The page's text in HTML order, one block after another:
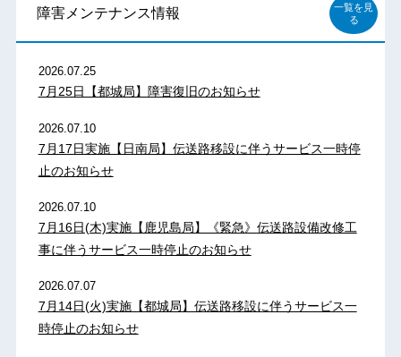
障害メンテナンス情報
一覧を見
る
2026.07.25
7月25日【都城局】障害復旧のお知らせ
2026.07.10
7月17日実施【日南局】伝送路移設に伴うサービス一時停
止のお知らせ
2026.07.10
7月16日(木)実施【鹿児島局】《緊急》伝送路設備改修工
事に伴うサービス一時停止のお知らせ
2026.07.07
7月14日(火)実施【都城局】伝送路移設に伴うサービス一
時停止のお知らせ